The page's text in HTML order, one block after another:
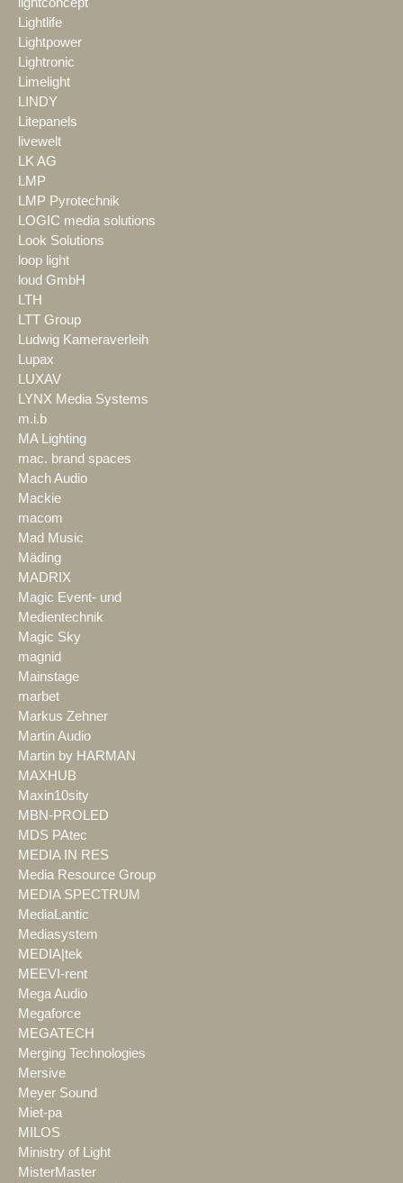
Lightlife
Lightpower
Lightronic
Limelight
LINDY
Litepanels
livewelt
LK AG
LMP
LMP Pyrotechnik
LOGIC media solutions
Look Solutions
loop light
loud GmbH
LTH
LTT Group
Ludwig Kameraverleih
Lupax
LUXAV
LYNX Media Systems
m.i.b
MA Lighting
mac. brand spaces
Mach Audio
Mackie
macom
Mad Music
Mäding
MADRIX
Magic Event- und
Medientechnik
Magic Sky
magnid
Mainstage
marbet
Markus Zehner
Martin Audio
Martin by HARMAN
MAXHUB
Maxin10sity
MBN-PROLED
MDS PAtec
MEDIA IN RES
Media Resource Group
MEDIA SPECTRUM
MediaLantic
Mediasystem
MEDIA|tek
MEEVI-rent
Mega Audio
Megaforce
MEGATECH
Merging Technologies
Mersive
Meyer Sound
Miet-pa
MILOS
Ministry of Light
MisterMaster